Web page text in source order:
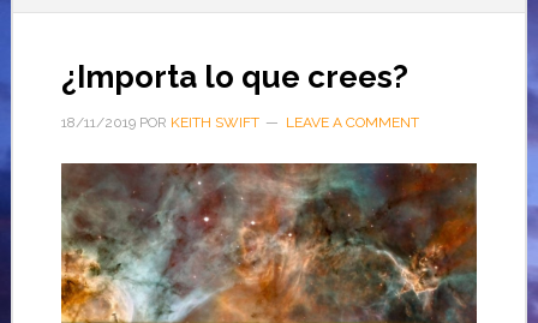
¿Importa lo que crees?
18/11/2019POR KEITH SWIFT LEAVE A COMMENT